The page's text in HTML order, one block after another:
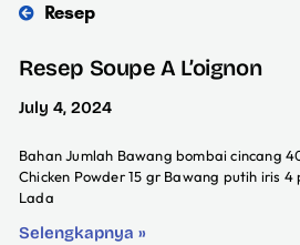
Resep
Resep Soupe A L’oignon
July 4, 2024
Bahan Jumlah Bawang bombai cincang
Chicken Powder 15 gr Bawang putih iris
Lada
Selengkapnya »